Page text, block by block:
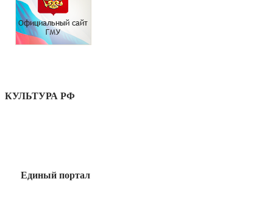
КУЛЬТУРА РФ
Единый портал